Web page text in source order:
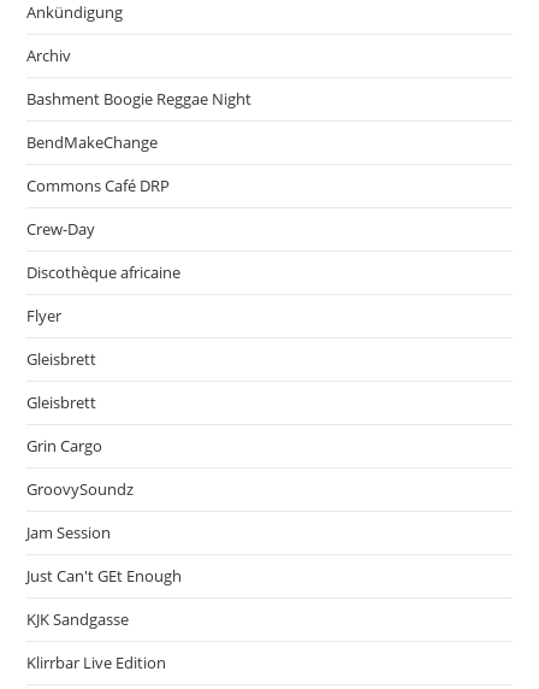
Ankündigung
Archiv
Bashment Boogie Reggae Night
BendMakeChange
Commons Café DRP
Crew-Day
Discothèque africaine
Flyer
Gleisbrett
Gleisbrett
Grin Cargo
GroovySoundz
Jam Session
Just Can't GEt Enough
KJK Sandgasse
Klirrbar Live Edition